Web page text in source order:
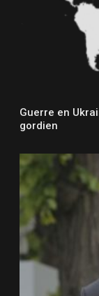
Guerre en
gordien